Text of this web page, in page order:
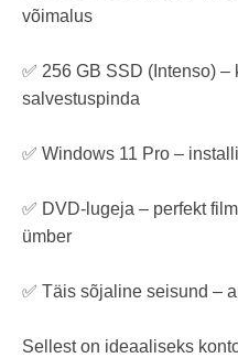
võimalus
✅ 256 GB SSD (Intenso)
salvestuspinda
✅ Windows 11 Pro –
✅ DVD-lugeja – perfekt
ümber
✅ Täis sõjaline seisund –
Sellest on ideaaliseks